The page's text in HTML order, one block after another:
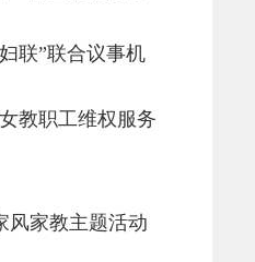
联”联合议事机
教职工维权服务
风家教主题活动